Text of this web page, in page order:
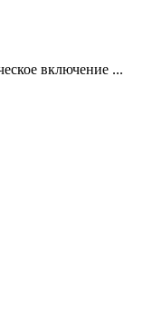
включение ...